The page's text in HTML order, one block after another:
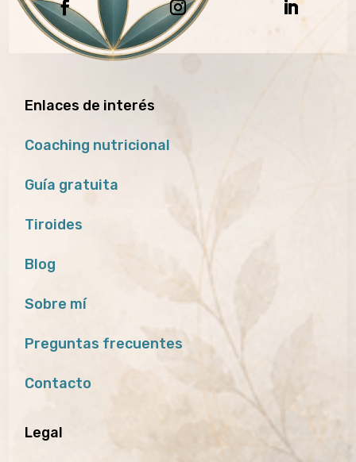
Enlaces de interés
Coaching nutricional
Guía gratuita
Tiroides
Blog
Sobre mí
Preguntas frecuentes
Contacto
Legal